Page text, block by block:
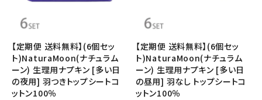
【定期便 送料無料】(6個セッ
ト)NaturaMoon(ナチュラム
ーン) 生理用ナプキン [多い日
の夜用] 羽つきトップシートコ
ットン100％
【定期便 送料無料】(6個セッ
ト)NaturaMoon(ナチュラム
ーン) 生理用ナプキン [多い日
の昼用] 羽なし トップシートコ
ットン100％